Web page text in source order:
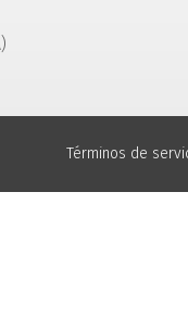
Términos de